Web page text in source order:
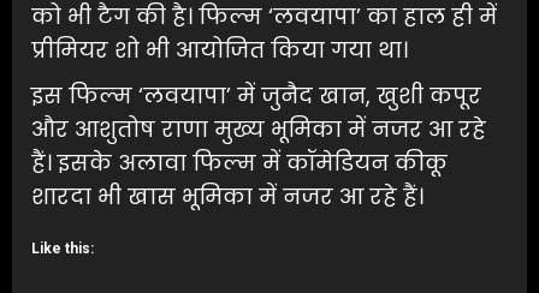
को भी टैग की है। फिल्म ‘लवयापा’ का हाल ही में
प्रीमियर शो भी आयोजित किया गया था।
इस फिल्म ‘लवयापा’ में जुनैद खान, खुशी कपूर
और आशुतोष राणा मुख्य भूमिका में नजर आ रहे
हैं। इसके अलावा फिल्म में कॉमेडियन कीकू
शारदा भी खास भूमिका में नजर आ रहे हैं।
Like this: